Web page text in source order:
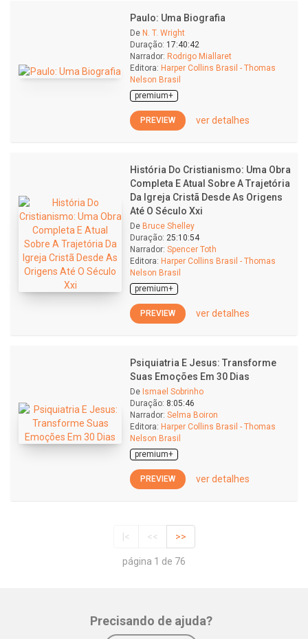
Paulo: Uma Biografia
De N. T. Wright
Duração: 17:40:42
Narrador: Rodrigo Miallaret
Editora: Harper Collins Brasil - Thomas
Nelson Brasil
premium+
PREVIEW ver detalhes
História Do Cristianismo: Uma Obra
Completa E Atual Sobre A Trajetória
Da Igreja Cristã Desde As Origens
Até O Século Xxi
De Bruce Shelley
Duração: 25:10:54
Narrador: Spencer Toth
Editora: Harper Collins Brasil - Thomas
Nelson Brasil
premium+
PREVIEW ver detalhes
Psiquiatria E Jesus: Transforme
Suas Emoções Em 30 Dias
De Ismael Sobrinho
Duração: 8:05:46
Narrador: Selma Boiron
Editora: Harper Collins Brasil - Thomas
Nelson Brasil
premium+
PREVIEW ver detalhes
|< << >>
página 1 de 76
Precisando de ajuda?